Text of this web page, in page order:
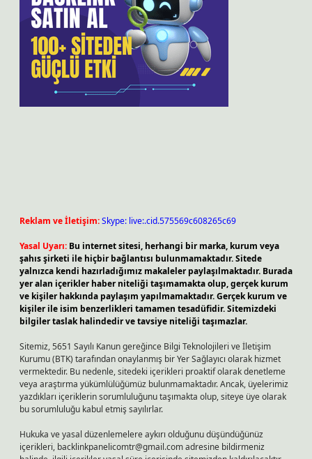
Reklam ve İletişim:Skype: live:.cid.575569c608265c69
Yasal Uyarı: Bu internet sitesi, herhangi bir marka, kurum veya
şahıs şirketi ile hiçbir bağlantısı bulunmamaktadır. Sitede
yalnızca kendi hazırladığımız makaleler paylaşılmaktadır. Burada
yer alan içerikler haber niteliği taşımamakta olup, gerçek kurum
ve kişiler hakkında paylaşım yapılmamaktadır. Gerçek kurum ve
kişiler ile isim benzerlikleri tamamen tesadüfidir. Sitemizdeki
bilgiler taslak halindedir ve tavsiye niteliği taşımazlar.
Sitemiz, 5651 Sayılı Kanun gereğince Bilgi Teknolojileri ve İletişim
Kurumu (BTK) tarafından onaylanmış bir Yer Sağlayıcı olarak hizmet
vermektedir. Bu nedenle, sitedeki içerikleri proaktif olarak denetleme
veya araştırma yükümlülüğümüz bulunmamaktadır. Ancak, üyelerimiz
yazdıkları içeriklerin sorumluluğunu taşımakta olup, siteye üye olarak
bu sorumluluğu kabul etmiş sayılırlar.
Hukuka ve yasal düzenlemelere aykırı olduğunu düşündüğünüz
içerikleri, backlinkpanelicomtr@gmail.comadresine bildirmeniz